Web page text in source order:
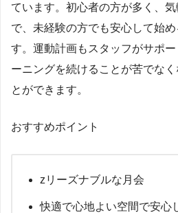
ています。初心者の方が多く、
で、未経験の方でも安心して始
す。運動計画もスタッフがサポ
ーニングを続けることが苦でな
とができます。
おすすめポイント
zリーズナブルな月会
快適で心地よい空間で安心